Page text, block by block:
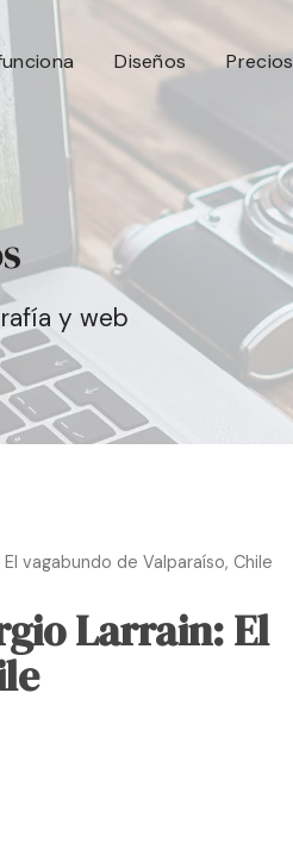
Diseños Precios
y web
vagabundo de Valparaíso, Chile
Larrain: El